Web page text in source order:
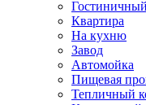
Квартира
На кухню
Завод
Автомойка
Пищевая
Тепличный